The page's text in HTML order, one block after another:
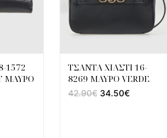
1572
ΜΑΥΡΟ
ΤΣΑΝΤΑ ΧΙΑΣΤΙ 16-
8269 ΜΑΥΡΟ VERDE
42.90€ 34.50€